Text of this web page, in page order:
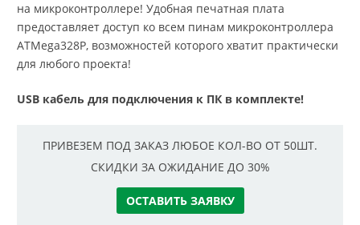
на микроконтроллере! Удобная печатная плата
предоставляет доступ ко всем пинам микроконтроллера
ATMega328P, возможностей которого хватит практически
для любого проекта!
USB кабель для подключения к ПК в комплекте!
ПРИВЕЗЕМ ПОД ЗАКАЗ ЛЮБОЕ КОЛ-ВО ОТ 50ШТ.
СКИДКИ ЗА ОЖИДАНИЕ ДО 30%
ОСТАВИТЬ ЗАЯВКУ